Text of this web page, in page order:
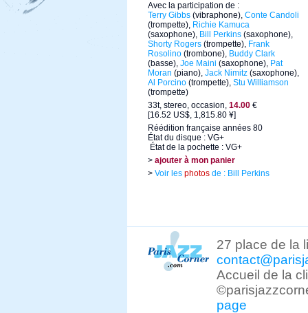
Avec la participation de :
Terry Gibbs (vibraphone), Conte Candoli
(trompette), Richie Kamuca
(saxophone), Bill Perkins (saxophone),
Shorty Rogers (trompette), Frank
Rosolino (trombone), Buddy Clark
(basse), Joe Maini (saxophone), Pat
Moran (piano), Jack Nimitz (saxophone),
Al Porcino (trompette), Stu Williamson
(trompette)
33t, stereo, occasion, 14.00 €
[16.52 US$, 1,815.80 ¥]
Réédition française années 80
État du disque : VG+
État de la pochette : VG+
> ajouter à mon panier
> Voir les photos de : Bill Perkins
27 place de la
Accueil de la
page